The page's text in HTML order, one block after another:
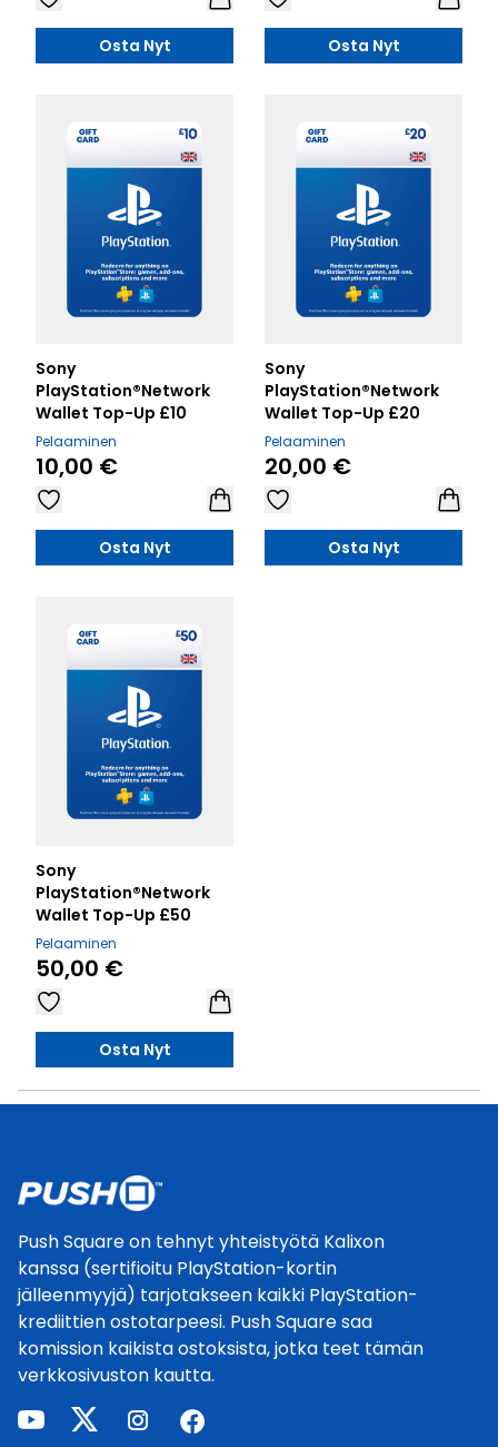
Osta Nyt Osta Nyt
Sony
PlayStation®Network
Wallet Top-Up £10
Pelaaminen
10,00 €
Osta Nyt
Sony
PlayStation®Network
Wallet Top-Up £20
Pelaaminen
20,00 €
Osta Nyt
Sony
PlayStation®Network
Wallet Top-Up £50
Pelaaminen
50,00 €
Osta Nyt
Push Square on tehnyt yhteistyötä Kalixon
kanssa (sertifioitu PlayStation-kortin
jälleenmyyjä) tarjotakseen kaikki PlayStation-
krediittien ostotarpeesi. Push Square saa
komission kaikista ostoksista, jotka teet tämän
verkkosivuston kautta.
youtubetwitterinstagramfacebook